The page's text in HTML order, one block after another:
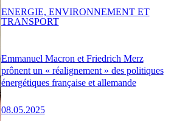
Emmanuel Macron et Friedrich Merz
prônent un « réalignement » des politiques
énergétiques française et allemande
08.05.2025
ENERGIE, ENVIRONNEMENT ET
TRANSPORT